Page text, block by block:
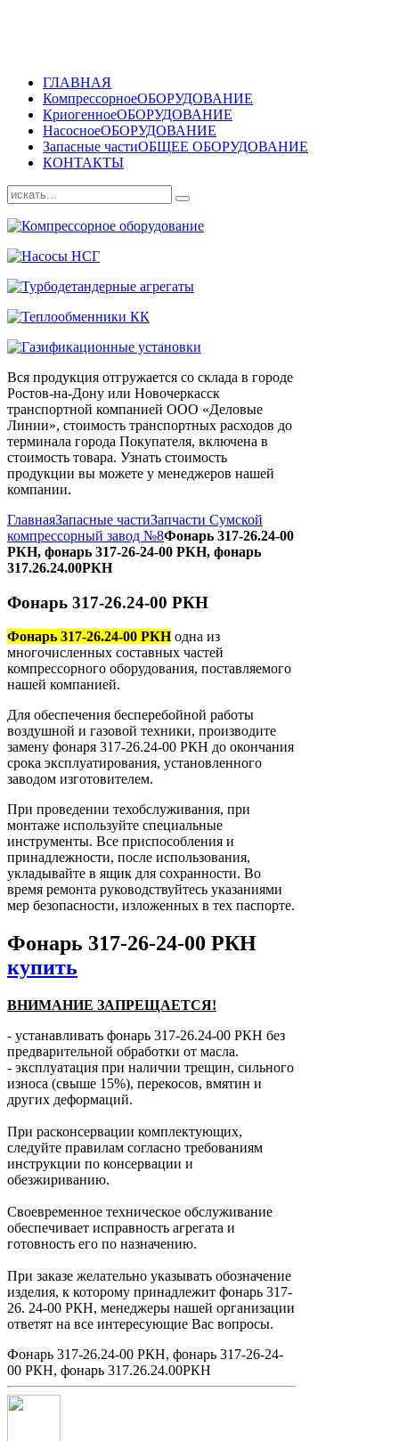
ГЛАВНАЯ
КомпрессорноеОБОРУДОВАНИЕ
КриогенноеОБОРУДОВАНИЕ
НасосноеОБОРУДОВАНИЕ
Запасные частиОБЩЕЕ ОБОРУДОВАНИЕ
КОНТАКТЫ
Вся продукция отгружается со склада в городе
Ростов-на-Дону или Новочеркасск
транспортной компанией ООО «Деловые
Линии», стоимость транспортных расходов до
терминала города Покупателя, включена в
стоимость товара. Узнать стоимость
продукции вы можете у менеджеров нашей
компании.
ГлавнаяЗапасные частиЗапчасти Сумской
компрессорный завод №8Фонарь 317-26.24-00
РКН, фонарь 317-26-24-00 РКН, фонарь
317.26.24.00РКН
Фонарь 317-26.24-00 РКН
Фонарь 317-26.24-00 РКНодна из
многочисленных составных частей
компрессорного оборудования, поставляемого
нашей компанией.
Для обеспечения бесперебойной работы
воздушной и газовой техники, производите
замену фонаря 317-26.24-00 РКН до окончания
срока эксплуатирования, установленного
заводом изготовителем.
При проведении техобслуживания, при
монтаже используйте специальные
инструменты. Все приспособления и
принадлежности, после использования,
укладывайте в ящик для сохранности. Во
время ремонта руководствуйтесь указаниями
мер безопасности, изложенных в тех паспорте.
Фонарь 317-26-24-00 РКН
купить
ВНИМАНИЕ ЗАПРЕЩАЕТСЯ!
- устанавливать фонарь 317-26.24-00 РКН без
предварительной обработки от масла.
- эксплуатация при наличии трещин, сильного
износа (свыше 15%), перекосов, вмятин и
других деформаций.
При расконсервации комплектующих,
следуйте правилам согласно требованиям
инструкции по консервации и
обезжириванию.
Своевременное техническое обслуживание
обеспечивает исправность агрегата и
готовность его по назначению.
При заказе желательно указывать обозначение
изделия, к которому принадлежит фонарь 317-
26. 24-00 РКН, менеджеры нашей организации
ответят на все интересующие Вас вопросы.
Фонарь 317-26.24-00 РКН, фонарь 317-26-24-
00 РКН, фонарь 317.26.24.00РКН